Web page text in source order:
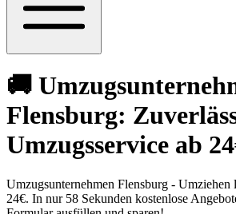
🚚
Flensburg:
Umzugsservice ab
Umzugsunternehmen Flensburg - Umziehen
24€. In nur 58 Sekunden kostenlose